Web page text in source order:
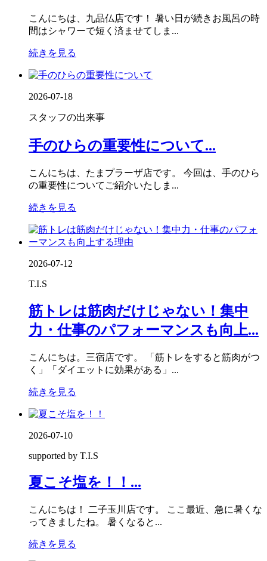
こんにちは、九品仏店です！ 暑い日が続きお風呂の時
間はシャワーで短く済ませてしま...
続きを見る
2026-07-18
スタッフの出来事
手のひらの重要性について...
こんにちは、たまプラーザ店です。 今回は、手のひら
の重要性についてご紹介いたしま...
続きを見る
2026-07-12
T.I.S
筋トレは筋肉だけじゃない！集中
力・仕事のパフォーマンスも向上...
こんにちは。三宿店です。 「筋トレをすると筋肉がつ
く」「ダイエットに効果がある」...
続きを見る
2026-07-10
supported by T.I.S
夏こそ塩を！！...
こんにちは！ 二子玉川店です。 ここ最近、急に暑くな
ってきましたね。 暑くなると...
続きを見る